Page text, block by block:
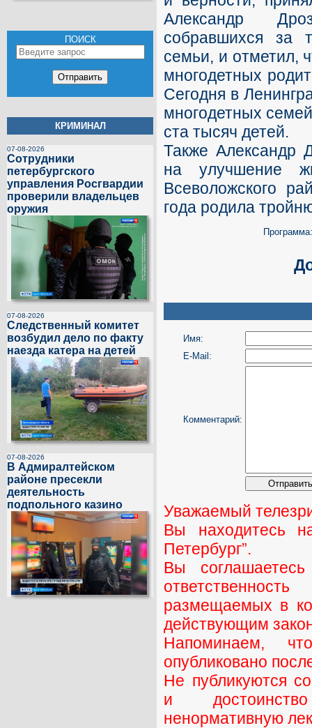
ПОИСК
КРИМИНАЛ
07-08-2026
Сотрудники
петербургского
управления Росгвардии
проверили владельцев
оружия
07-08-2026
Следственный комитет
возбудил дело по факту
наезда катера на детей
07-08-2026
В Адмиралтейском
районе пресекли
деятельность
подпольного казино
Александр
собравшихся за
семьи, и отметил,
многодетных
Сегодня в
многодетных
ста тысяч детей.
Также Александр
на улучшение
Всеволожского
года родила
Имя:
E-Mail:
Комментарий:
Уважаемый
Вы находитесь
Петербург”.
Вы
размещаемых в
действующим
Напоминаем,
опубликовано
Не публикуются
и
ненормативную